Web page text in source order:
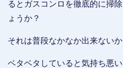
るとガスコンロを徹底的に掃
ょうか？
それは普段なかなか出来ないか
ベタベタしていると気持ち悪